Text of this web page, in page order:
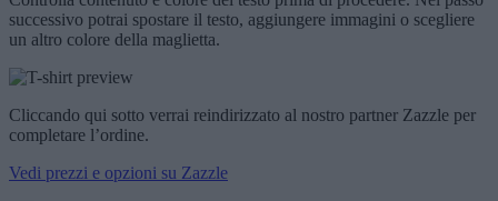
successivo potrai spostare il testo, aggiungere immagini o scegliere
un altro colore della maglietta.
Cliccando qui sotto verrai reindirizzato al nostro partner Zazzle per
completare l’ordine.
Vedi prezzi e opzioni su Zazzle